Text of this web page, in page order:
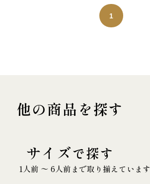
1
他の商品を探す
サイズで探す
1人前 〜 6人前まで取り揃えています